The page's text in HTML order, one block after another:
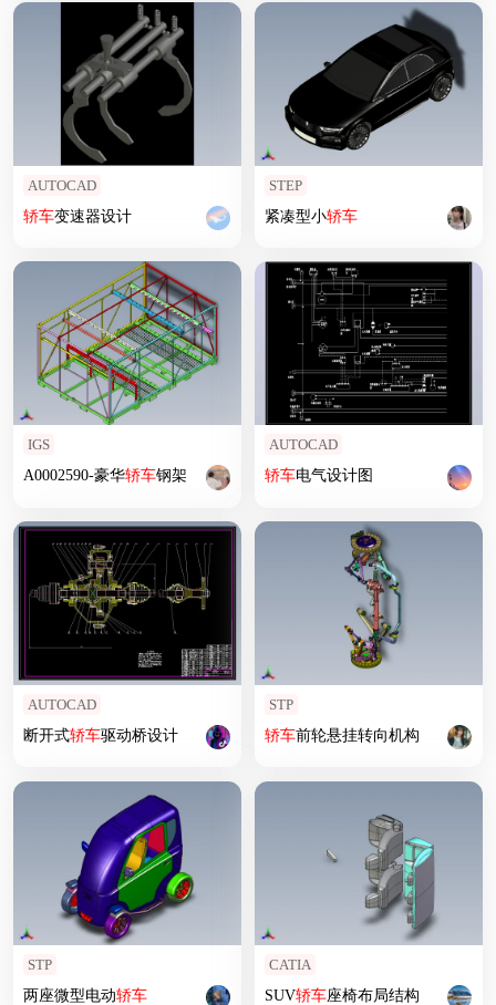
AUTOCAD
轿车变速器设计
STEP
紧凑型小轿车
IGS
A0002590-豪华轿车钢架
AUTOCAD
轿车电气设计图
AUTOCAD
断开式轿车驱动桥设计
STP
轿车前轮悬挂转向机构
STP
两座微型电动轿车
CATIA
SUV轿车座椅布局结构